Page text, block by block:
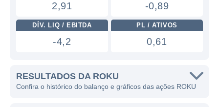
2,91 -0,89
DÍV. LIQ / EBITDA
-4,2
PL / ATIVOS
0,61
RESULTADOS DA ROKU
Confira o histórico do balanço e gráficos das ações ROKU